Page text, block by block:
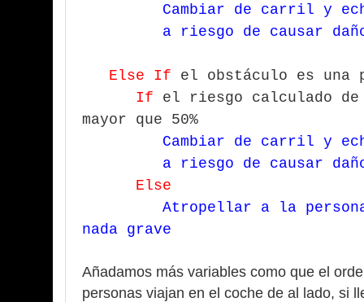
Cambiar de carril y
a riesgo de causar daños
Else If el obstáculo es una
If el riesgo calculado de
mayor que 50%
Cambiar de carril y
a riesgo de causar daños
Else
Atropellar a la
nada grave
Añadamos más variables como que el
personas viajan en el coche de al lado, si